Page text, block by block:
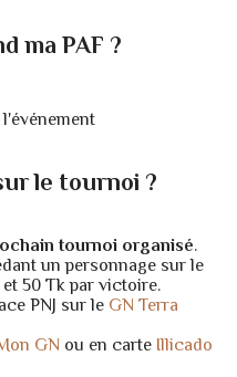
ma PAF ?
le tournoi ?
tournoi organisé.
un personnage sur le
et 50 Tk par victoire.
PNJ sur le GN Terra
GN ou en carte Illicado